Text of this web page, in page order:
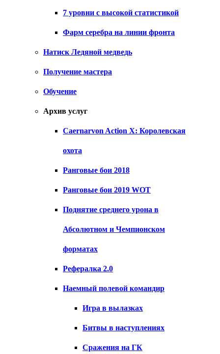
7 уровни с высокой статистикой
Фарм серебра на линии фронта
Натиск Ледяной медведь
Получение мастера
Обучение
Архив услуг
Caernarvon Action X: Королевская
охота
Ранговые бои 2018
Ранговые бои 2019 WOT
Поднятие среднего урона в
Абсолютном и Чемпионском
форматах
Рефералка 2.0
Наемный полевой командир
Игра в вылазках
Битвы в наступлениях
Сражения на ГК